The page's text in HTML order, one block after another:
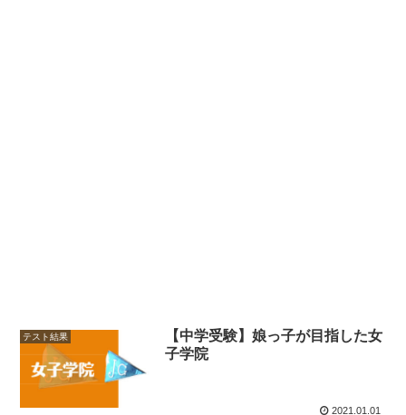
テスト結果
【中学受験】娘っ子が目指した女
子学院
2021.01.01